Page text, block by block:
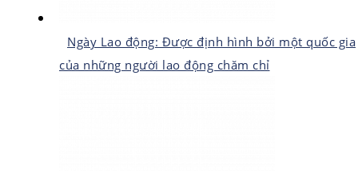
Ngày Lao động: Được định hình bởi một quốc gia
của những người lao động chăm chỉ